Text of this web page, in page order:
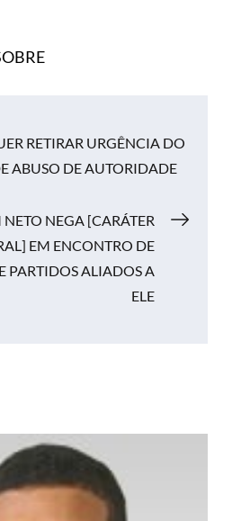
RETIRAR URGÊNCIA DO
ABUSO DE AUTORIDADE
NEGA [CARÁTER
EM ENCONTRO DE
PARTIDOS ALIADOS A
ELE